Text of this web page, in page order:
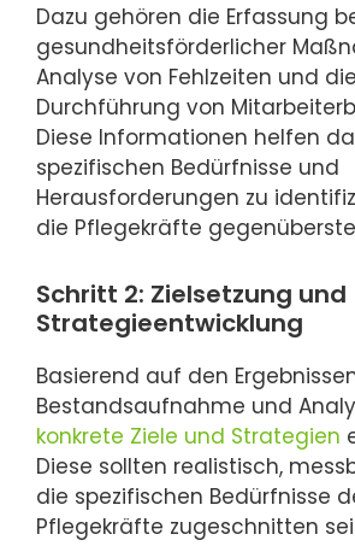
Dazu gehören die Erfassung
gesundheitsförderlicher
Analyse von Fehlzeiten und die
Durchführung von
Diese Informationen helfen
spezifischen Bedürfnisse und
Herausforderungen zu
die Pflegekräfte
Schritt 2: Zielsetzung und
Strategieentwicklung
Basierend auf den
Bestandsaufnahme und
konkrete Ziele und Strategien
Diese sollten realistisch,
die spezifischen Bedürfnisse
Pflegekräfte zugeschnitten